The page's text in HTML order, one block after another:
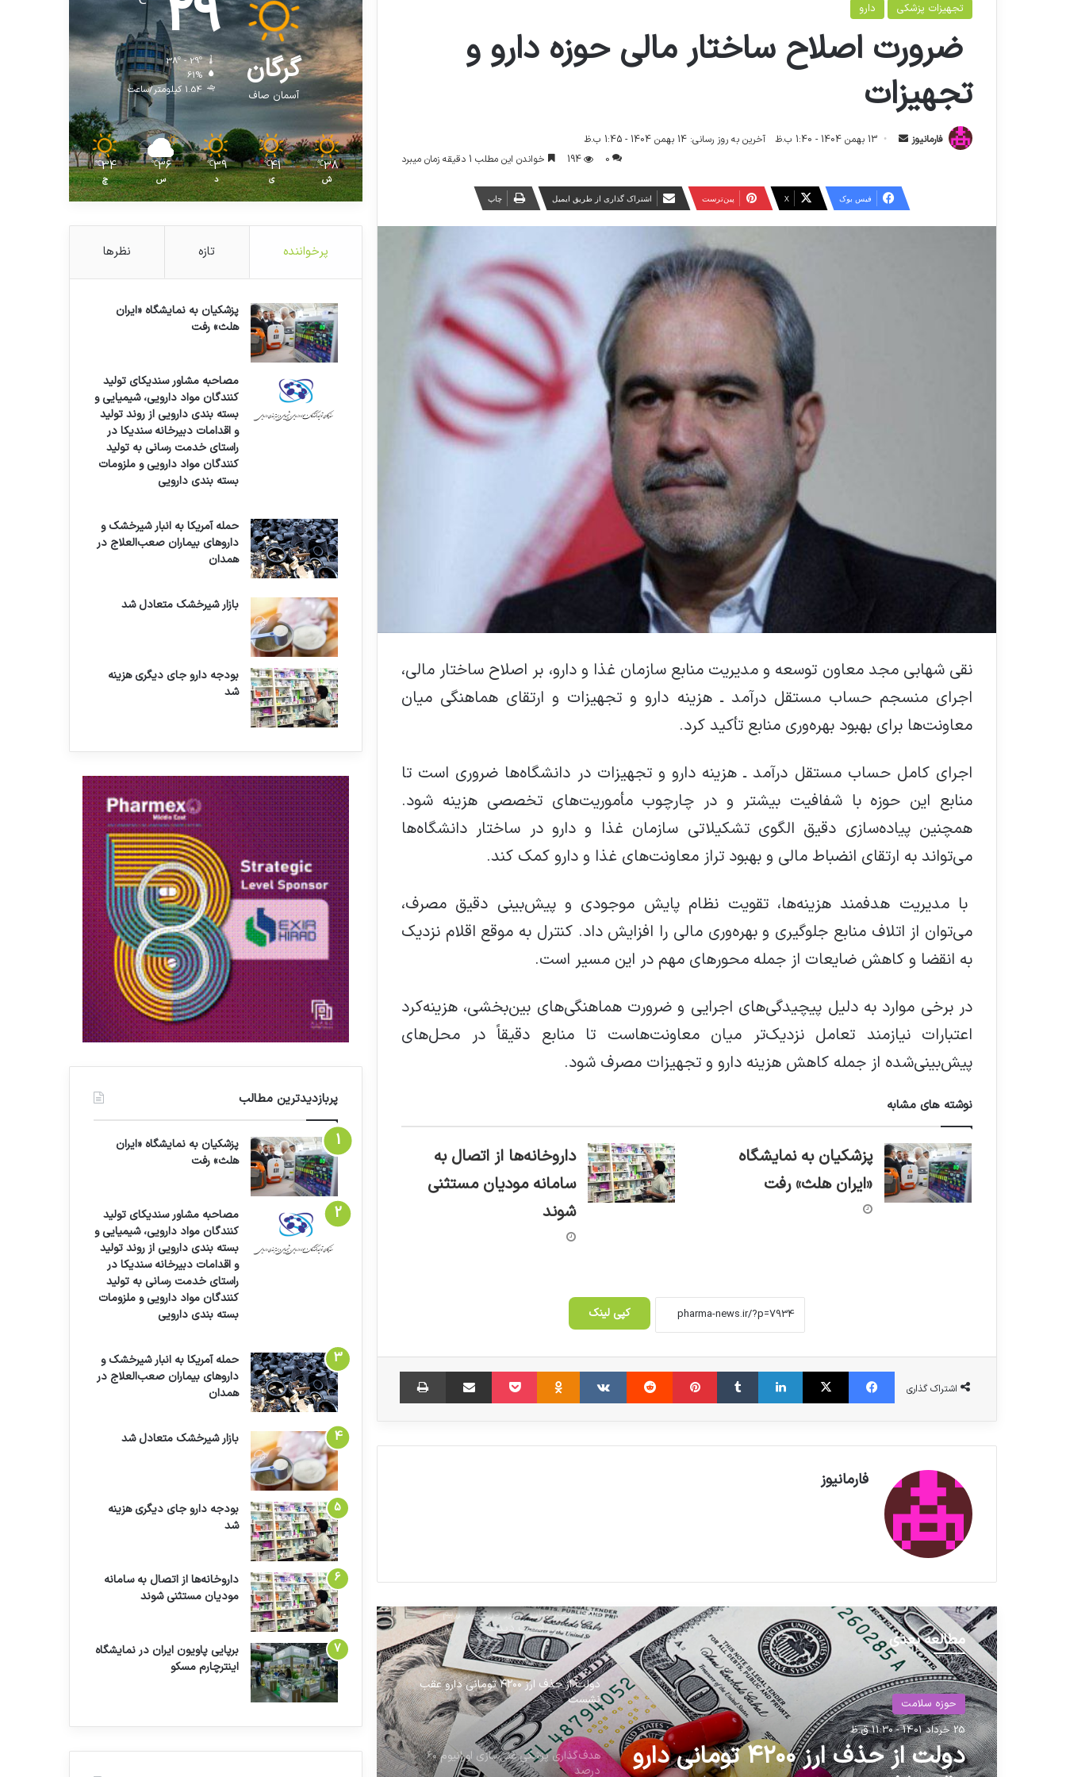
تجهیزات پزشکی دارو
ضرورت اصلاح ساختار مالی حوزه دارو و
تجهیزات
فارمانیوز 13 بهمن 1404 - 1:40 ب.ظ
آخرین به روز رسانی: 14 بهمن 1404 - 1:45 ب.ظ
0
194 خواندن این مطلب 1 دقیقه زمان میبرد
فیس بوک X ‫پین‌ترست اشتراک گذاری از طریق ایمیل چاپ
نقی شهابی مجد معاون توسعه و مدیریت منابع سازمان غذا و دارو، بر اصلاح ساختار مالی،
اجرای منسجم حساب مستقل درآمد ـ هزینه دارو و تجهیزات و ارتقای هماهنگی میان
معاونت‌ها برای بهبود بهره‌وری منابع تأکید کرد.
اجرای کامل حساب مستقل درآمد ـ هزینه دارو و تجهیزات در دانشگاه‌ها ضروری است تا
منابع این حوزه با شفافیت بیشتر و در چارچوب مأموریت‌های تخصصی هزینه شود.
همچنین پیاده‌سازی دقیق الگوی تشکیلاتی سازمان غذا و دارو در ساختار دانشگاه‌ها
می‌تواند به ارتقای انضباط مالی و بهبود تراز معاونت‌های غذا و دارو کمک کند.
با مدیریت هدفمند هزینه‌ها، تقویت نظام پایش موجودی و پیش‌بینی دقیق مصرف،
می‌توان از اتلاف منابع جلوگیری و بهره‌وری مالی را افزایش داد. کنترل به‌ موقع اقلام نزدیک
به انقضا و کاهش ضایعات از جمله محورهای مهم در این مسیر است.
در برخی موارد به دلیل پیچیدگی‌های اجرایی و ضرورت هماهنگی‌های بین‌بخشی، هزینه‌کرد
اعتبارات نیازمند تعامل نزدیک‌تر میان معاونت‌هاست تا منابع دقیقاً در محل‌های
پیش‌بینی‌شده از جمله کاهش هزینه دارو و تجهیزات مصرف شود.
نوشته های مشابه
پزشکیان به نمایشگاه
«ایران هلث» رفت
داروخانه‌ها از اتصال به
سامانه مودیان مستثنی
شوند
کپی لینک
اشتراک گذاری
فیس بوک X لینکدین ‫تامبلر ‫پین‌ترست ‫رددیت ‫VKontakte
‫Odnoklassniki پاکت اشتراک گذاری از طریق ایمیل
فارمانیوز
مطالعه بعدی
حوزه سلامت
25 خرداد 1401 - 11:30 ق.ظحوزه سلامت
15 آذر 1401 - 1:12 ب.ظ
در خصوص پیش پرداخت جانمایی غرفه ها
هفت بیمارستان کشور در حمله رژیم
دولت از حذف ارز ۴۲۰۰ تومانی دارو عقب
نشست
هدف‌گذاری پزشکی غنی‌سازی اورانیوم ۶۰
درصد
گرگان
آسمان صاف
38º - 29º
61%
1.54 کیلومتر/ساعت
38
℃
ش
41
℃
ی
39
℃
د
36
℃
س
34
℃
چ
پرخواننده تازه نظرها
پزشکیان به نمایشگاه «ایران
هلث» رفت
مصاحبه مشاور سندیکای تولید
کنندگان مواد دارویی، شیمیایی و
بسته بندی دارویی از روند تولید
و اقدامات دبیرخانه سندیکا در
راستای خدمت رسانی به تولید
کنندگان مواد دارویی و ملزومات
بسته بندی دارویی
حمله آمریکا به انبار شیرخشک و
داروهای بیماران صعب‌العلاج در
همدان
بازار شیرخشک متعادل شد
بودجه دارو جای دیگری هزینه
شد
پربازدیدترین مطالب
پزشکیان به نمایشگاه «ایران
هلث» رفت
مصاحبه مشاور سندیکای تولید
کنندگان مواد دارویی، شیمیایی و
بسته بندی دارویی از روند تولید
و اقدامات دبیرخانه سندیکا در
راستای خدمت رسانی به تولید
کنندگان مواد دارویی و ملزومات
بسته بندی دارویی
حمله آمریکا به انبار شیرخشک و
داروهای بیماران صعب‌العلاج در
همدان
بازار شیرخشک متعادل شد
بودجه دارو جای دیگری هزینه
شد
داروخانه‌ها از اتصال به سامانه
مودیان مستثنی شوند
برپایی پاویون ایران در نمایشگاه
اینترچارم مسکو